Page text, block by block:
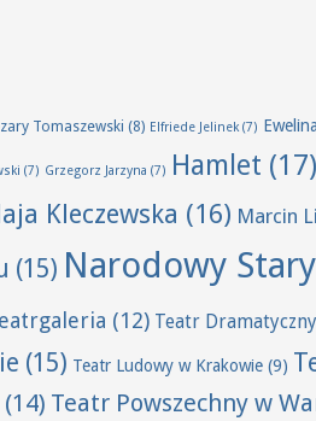
Tomaszewski (8) Elfriede Jelinek(7)
(7) Grzegorz Jarzyna (7) Hamlet (17)
Kleczewska (16) Marcin
(15) Narodowy
(12) Teatr
(15) Teatr Ludowy w Krakowie (9)
(14) Teatr Powszechny w